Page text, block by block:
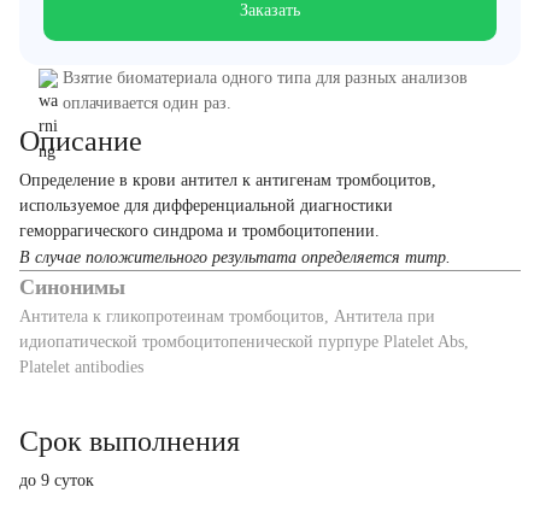
Описание
Определение в крови антител к антигенам тромбоцитов,
используемое для дифференциальной диагностики
геморрагического синдрома и тромбоцитопении.
В случае положительного результата определяется титр.
Синонимы
Антитела к гликопротеинам тромбоцитов, Антитела при
идиопатической тромбоцитопенической пурпуре Platelet Abs,
Platelet antibodies
Заказать
Взятие биоматериала одного типа для разных анализов
оплачивается один раз.
Срок выполнения
до 9 суток